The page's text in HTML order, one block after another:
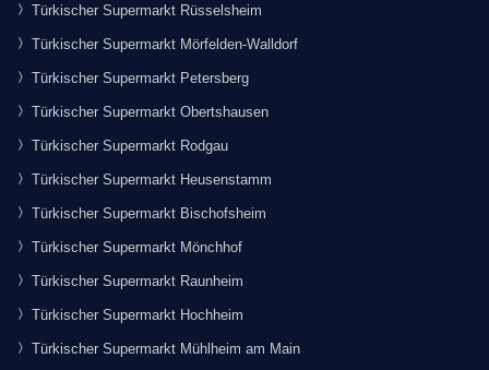
Türkischer Supermarkt Rüsselsheim
Türkischer Supermarkt Mörfelden-Walldorf
Türkischer Supermarkt Petersberg
Türkischer Supermarkt Obertshausen
Türkischer Supermarkt Rodgau
Türkischer Supermarkt Heusenstamm
Türkischer Supermarkt Bischofsheim
Türkischer Supermarkt Mönchhof
Türkischer Supermarkt Raunheim
Türkischer Supermarkt Hochheim
Türkischer Supermarkt Mühlheim am Main